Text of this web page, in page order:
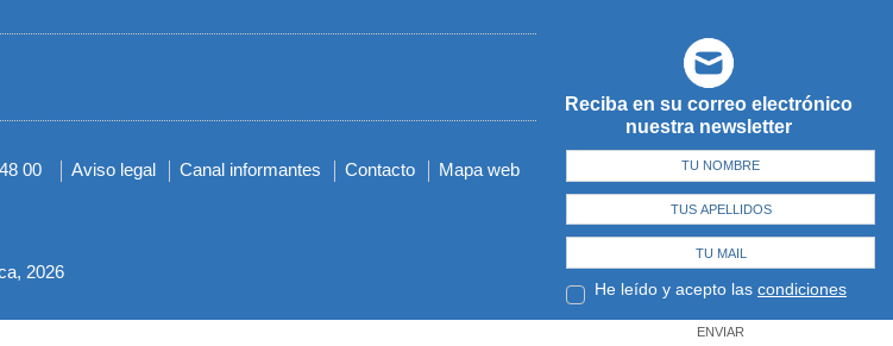
Reciba en su correo electrónico
nuestra newsletter
He leído y acepto las condiciones
ENVIAR
00
Menú
pie
Aviso legal Canal informantes Contacto Mapa web
2026